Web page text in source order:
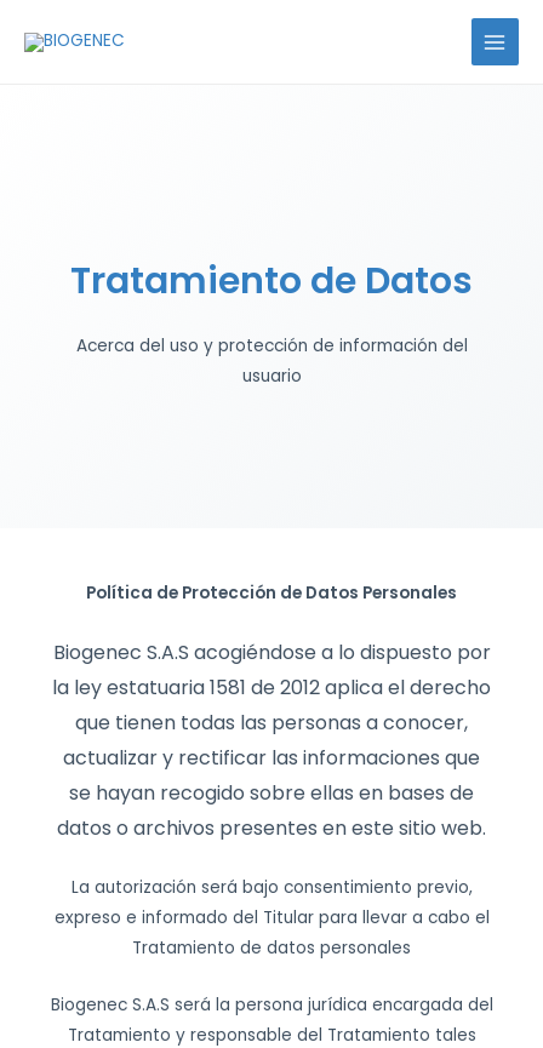
MAIN
MENU
Tratamiento de Datos
Acerca del uso y protección de información del
usuario
Política de Protección de Datos Personales
Biogenec S.A.S acogiéndose a lo dispuesto por
la ley estatuaria 1581 de 2012 aplica el derecho
que tienen todas las personas a conocer,
actualizar y rectificar las informaciones que
se hayan recogido sobre ellas en bases de
datos o archivos presentes en este sitio web.
La autorización será bajo consentimiento previo,
expreso e informado del Titular para llevar a cabo el
Tratamiento de datos personales
Biogenec S.A.S será la persona jurídica encargada del
Tratamiento y responsable del Tratamiento tales